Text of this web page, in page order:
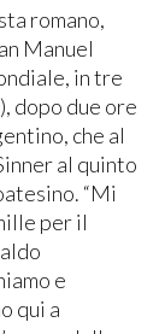
romano,
Manuel
in tre
dopo due ore
che al
al quinto
“Mi
per il
e
qui a